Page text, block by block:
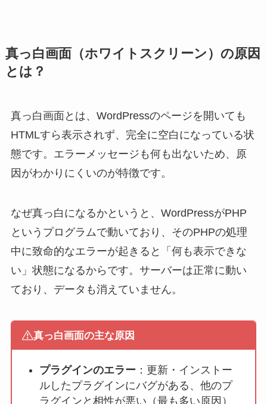
真っ白画面（ホワイトスクリーン）の原因
とは？
真っ白画面とは、WordPressのページを開いても
HTMLすら表示されず、完全に空白になっている状
態です。エラーメッセージも何も出ないため、原
因がわかりにくいのが特徴です。
なぜ真っ白になるかというと、WordPressがPHP
というプログラムで動いており、そのPHPの処理
中に致命的なエラーが起きると「何も表示できな
い」状態になるからです。サーバーは正常に動い
ており、データも消えていません。
真っ白画面の主な原因
プラグインのエラー ：更新・インストー
ルしたプラグインにバグがある、他のプ
ラグインと相性が悪い（最も多い原因）